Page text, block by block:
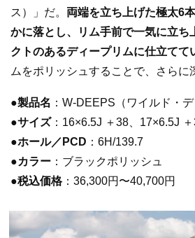
ス）」だ。 両端を立ち上げた極太6
かに落とし、リム手前で一気に立ち
クトのあるディープリムに仕立てて
ムをポリッシュすることで、さらに
●製品名 ：W-DEEPS（ワイルド・デ
●サイズ：16×6.5J ＋38、17×6.5J
●ホール／PCD ：6H/139.7
●カラー ：ブラックポリッシュ
●税込価格：36,300円〜40,700円